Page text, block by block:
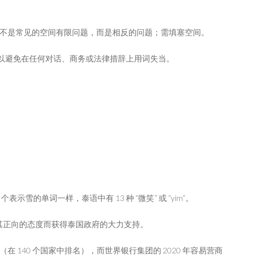
常见的空间有限问题，而是相反的问题；需填塞空间。
免在任何对话、商务或法律措辞上用词失当。
示雪的单词一样，泰语中有 13 种 “微笑” 或 “yim”。
向的态度而获得泰国政府的大力支持。
在 140 个国家中排名），而世界银行集团的 2020 年容易营商